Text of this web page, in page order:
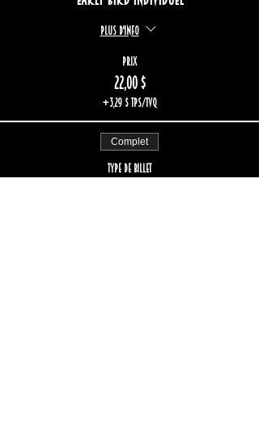
Plus d'info
Prix
22,00 $
+3,29 $ TPS/TVQ
Complet
Type de billet